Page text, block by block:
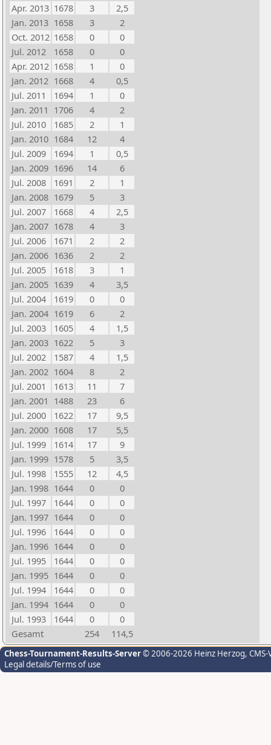
Apr. 2013 1678 3
2,5
Jan. 2013 1658 3
2
Oct. 2012 1658 0
0
Jul. 2012
1658 0
0
Apr. 2012 1658 1
0
Jan. 2012 1668 4
0,5
Jul. 2011
1694 1
0
Jan. 2011 1706 4
2
Jul. 2010
1685 2
1
Jan. 2010 1684 12
4
Jul. 2009
1694 1
0,5
Jan. 2009 1696 14
6
Jul. 2008
1691 2
1
Jan. 2008 1679 5
3
Jul. 2007
1668 4
2,5
Jan. 2007 1678 4
3
Jul. 2006
1671 2
2
Jan. 2006 1636 2
2
Jul. 2005
1618 3
1
Jan. 2005 1639 4
3,5
Jul. 2004
1619 0
0
Jan. 2004 1619 6
2
Jul. 2003
1605 4
1,5
Jan. 2003 1622 5
3
Jul. 2002
1587 4
1,5
Jan. 2002 1604 8
2
Jul. 2001
1613 11
7
Jan. 2001 1488 23
6
Jul. 2000
1622 17
9,5
Jan. 2000 1608 17
5,5
Jul. 1999
1614 17
9
Jan. 1999 1578 5
3,5
Jul. 1998
1555 12
4,5
Jan. 1998 1644 0
0
Jul. 1997
1644 0
0
Jan. 1997 1644 0
0
Jul. 1996
1644 0
0
Jan. 1996 1644 0
0
Jul. 1995
1644 0
0
Jan. 1995 1644 0
0
Jul. 1994
1644 0
0
Jan. 1994 1644 0
0
Jul. 1993
1644 0
0
Gesamt
254 114,5
Chess-Tournament-Results-Server© 2006-2026 Heinz Herzog,
Legal details/Terms of use